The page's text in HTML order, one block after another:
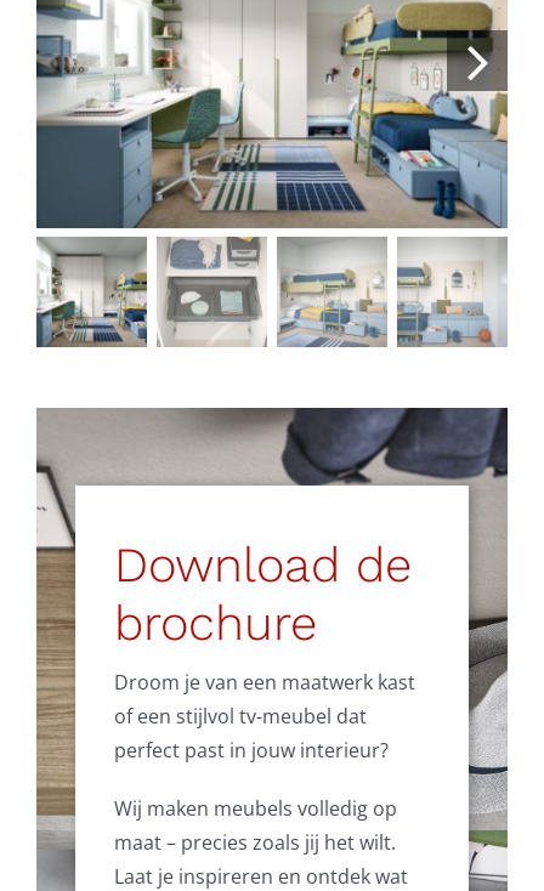
Download de
brochure
Droom je van een maatwerk kast
of een stijlvol tv-meubel dat
perfect past in jouw interieur?
Wij maken meubels volledig op
maat – precies zoals jij het wilt.
Laat je inspireren en ontdek wat